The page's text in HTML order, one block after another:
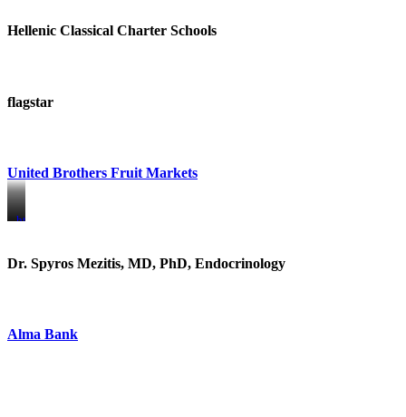
Hellenic Classical Charter Schools
flagstar
United Brothers Fruit Markets
https://www.unitedbrothersfruitmarkets.com/
https://www.unitedbrothersfruitmarkets.com/
Dr. Spyros Mezitis, MD, PhD, Endocrinology
Alma Bank